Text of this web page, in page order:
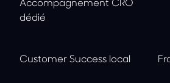
dédié
Customer Success local